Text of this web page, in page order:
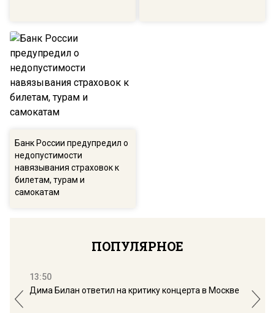
Банк России предупредил о
недопустимости
навязывания страховок к
билетам, турам и
самокатам
ПОПУЛЯРНОЕ
13:50
Дима Билан ответил на критику концерта в Москве